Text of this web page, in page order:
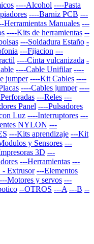
----Alcohol ----Pasta
----Barniz PCB ---
Herramientas Manuales ---
----Kits de herramientas --
---Soldadura Estaño -
---Fijacion ---
----Cinta vulcanizada -
----Cable Unifilar ----
jumper ----Kit Cables ----
----Cables jumper ----
---Reles ---
Panel ----Pulsadores
Luz ----Interruptores ---
NYLON ---
---Kits aprendizaje ---Kit
y Sensores ---
3D ---
---Herramientas ---
Extrusor ---Elementos
---Motores y servos ---
--OTROS ---A ---B --